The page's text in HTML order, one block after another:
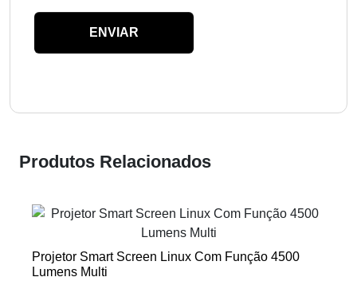
Produtos Relacionados
Projetor Smart Screen Linux Com Função 4500
Lumens Multi